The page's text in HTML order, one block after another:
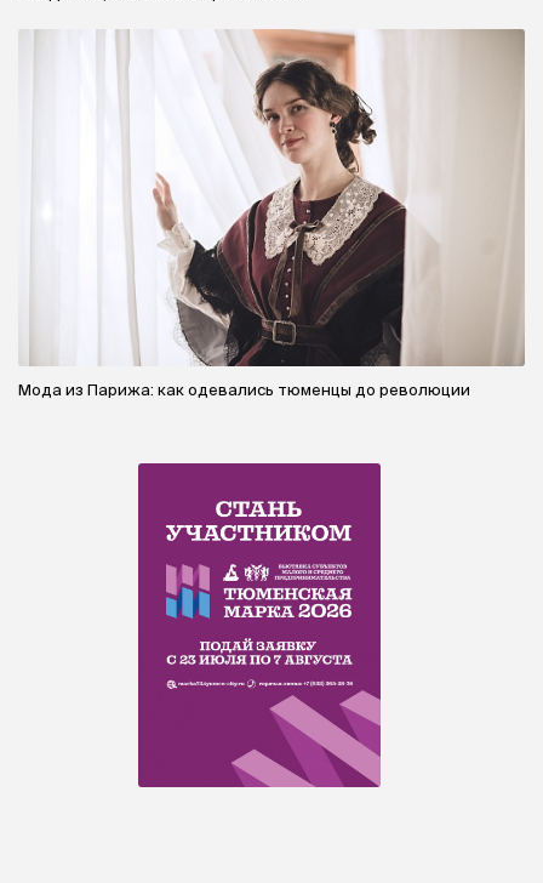
Мода из Парижа: как одевались тюменцы до революции